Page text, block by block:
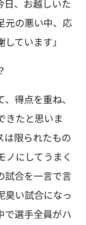
日、お越しいた
元の悪い中、応
ています」
得点を重ね、
きたと思いま
は限られたもの
ノにしてうまく
試合を一言で言
臭い試合になっ
で選手全員がハ